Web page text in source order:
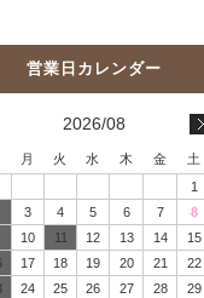
2026/08
月 火 水 木 金
土
1
3 4 5 6 7
8
10 11 12 13 14
15
17 18 19 20 21
22
24 25 26 27 28
29